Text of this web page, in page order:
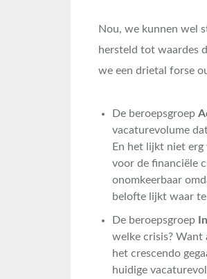
Nou, we kunnen wel
hersteld tot waardes
we een drietal forse
De beroepsgroep
vacaturevolume
En het lijkt niet
voor de financiële
onomkeerbaar
belofte lijkt waar te
De beroepsgroep
welke crisis? Want
het crescendo
huidige